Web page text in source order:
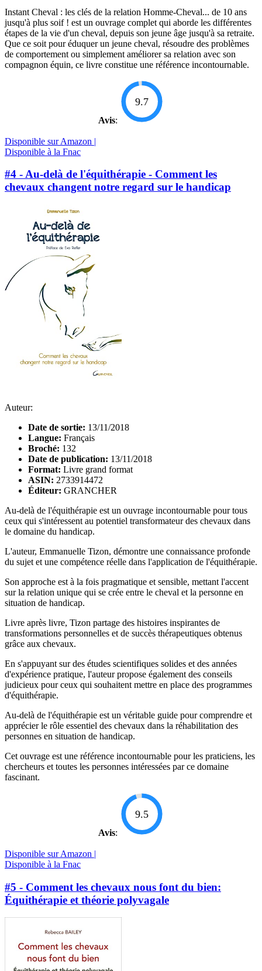
Instant Cheval : les clés de la relation Homme-Cheval... de 10 ans
jusqu'à plus soif ! est un ouvrage complet qui aborde les différentes
étapes de la vie d'un cheval, depuis son jeune âge jusqu'à sa retraite.
Que ce soit pour éduquer un jeune cheval, résoudre des problèmes
de comportement ou simplement améliorer sa relation avec son
compagnon équin, ce livre constitue une référence incontournable.
Avis:
9.7
Disponible sur Amazon |
Disponible à la Fnac
#4 - Au-delà de l'équithérapie - Comment les
chevaux changent notre regard sur le handicap
Auteur:
Date de sortie: 13/11/2018
Langue: Français
Broché: 132
Date de publication: 13/11/2018
Format: Livre grand format
ASIN: 2733914472
Éditeur: GRANCHER
Au-delà de l'équithérapie est un ouvrage incontournable pour tous
ceux qui s'intéressent au potentiel transformateur des chevaux dans
le domaine du handicap.
L'auteur, Emmanuelle Tizon, démontre une connaissance profonde
du sujet et une compétence réelle dans l'application de l'équithérapie.
Son approche est à la fois pragmatique et sensible, mettant l'accent
sur la relation unique qui se crée entre le cheval et la personne en
situation de handicap.
Livre après livre, Tizon partage des histoires inspirantes de
transformations personnelles et de succès thérapeutiques obtenus
grâce aux chevaux.
En s'appuyant sur des études scientifiques solides et des années
d'expérience pratique, l'auteur propose également des conseils
judicieux pour ceux qui souhaitent mettre en place des programmes
d'équithérapie.
Au-delà de l'équithérapie est un véritable guide pour comprendre et
apprécier le rôle essentiel des chevaux dans la réhabilitation des
personnes en situation de handicap.
Cet ouvrage est une référence incontournable pour les praticiens, les
chercheurs et toutes les personnes intéressées par ce domaine
fascinant.
Avis:
9.5
Disponible sur Amazon |
Disponible à la Fnac
#5 - Comment les chevaux nous font du bien:
Équithérapie et théorie polyvagale